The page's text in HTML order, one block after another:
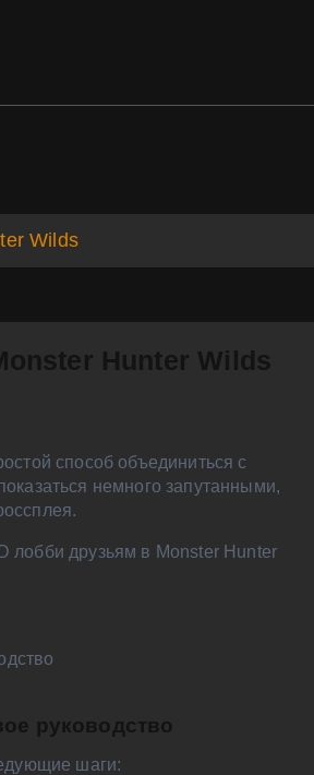
Wilds
Hunter Wilds
способ объединиться с
немного запутанными,
лобби друзьям в Monster Hunter
руководство
шаги: